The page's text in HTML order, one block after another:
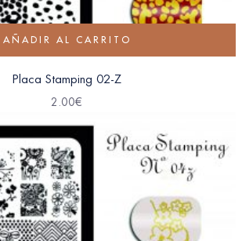
AÑADIR AL CARRITO
Placa Stamping 02-Z
2.00€